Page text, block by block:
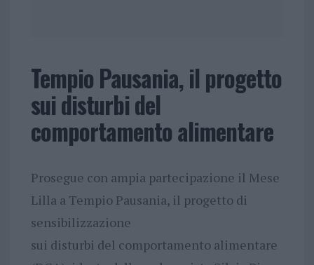
Tempio Pausania, il progetto
sui disturbi del
comportamento alimentare
Prosegue con ampia partecipazione il Mese
Lilla a Tempio Pausania, il progetto di
sensibilizzazione
sui disturbi del comportamento alimentare